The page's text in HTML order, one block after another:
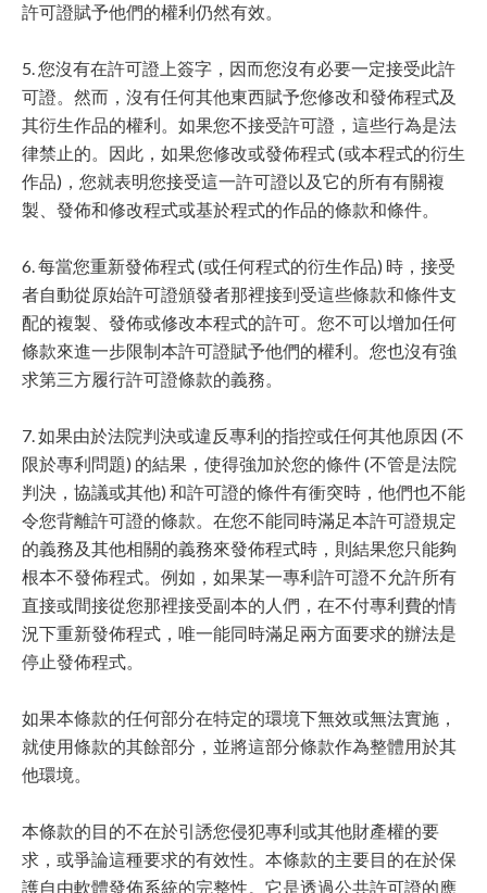
許可證賦予他們的權利仍然有效。
5. 您沒有在許可證上簽字，因而您沒有必要一定接受此許
可證。然而，沒有任何其他東西賦予您修改和發佈程式及
其衍生作品的權利。如果您不接受許可證，這些行為是法
律禁止的。因此，如果您修改或發佈程式 (或本程式的衍生
作品)，您就表明您接受這一許可證以及它的所有有關複
製、發佈和修改程式或基於程式的作品的條款和條件。
6. 每當您重新發佈程式 (或任何程式的衍生作品) 時，接受
者自動從原始許可證頒發者那裡接到受這些條款和條件支
配的複製、發佈或修改本程式的許可。您不可以增加任何
條款來進一步限制本許可證賦予他們的權利。您也沒有強
求第三方履行許可證條款的義務。
7. 如果由於法院判決或違反專利的指控或任何其他原因 (不
限於專利問題) 的結果，使得強加於您的條件 (不管是法院
判決，協議或其他) 和許可證的條件有衝突時，他們也不能
令您背離許可證的條款。在您不能同時滿足本許可證規定
的義務及其他相關的義務來發佈程式時，則結果您只能夠
根本不發佈程式。例如，如果某一專利許可證不允許所有
直接或間接從您那裡接受副本的人們，在不付專利費的情
況下重新發佈程式，唯一能同時滿足兩方面要求的辦法是
停止發佈程式。
如果本條款的任何部分在特定的環境下無效或無法實施，
就使用條款的其餘部分，並將這部分條款作為整體用於其
他環境。
本條款的目的不在於引誘您侵犯專利或其他財產權的要
求，或爭論這種要求的有效性。本條款的主要目的在於保
護自由軟體發佈系統的完整性。它是透過公共許可證的應